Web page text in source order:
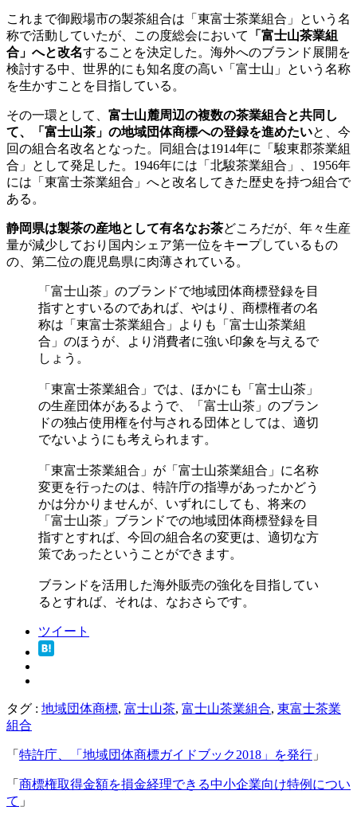
これまで御殿場市の製茶組合は「東富士茶業組合」という名
称で活動していたが、この度総会において
「富士山茶業組
合」へと改名することを決定した。海外へのブランド展開を
検討する中、世界的にも知名度の高い「富士山」という名称
を生かすことを目指している。
その一環として、 富士山麓周辺の複数の茶業組合と共同し
て、「富士山茶」の地域団体商標への登録を進めたいと、今
回の組合名改名となった。同組合は1914年に「駿東郡茶業組
合」として発足した。1946年には「北駿茶業組合」、1956年
には「東富士茶業組合」へと改名してきた歴史を持つ組合で
ある。
静岡県は製茶の産地として有名なお茶どころだが、年々生産
量が減少しており国内シェア第一位をキープしているもの
の、第二位の鹿児島県に肉薄されている。
「富士山茶」のブランドで地域団体商標登録を目
指すとすいるのであれば、やはり、商標権者の名
称は「東富士茶業組合」よりも「富士山茶業組
合」のほうが、より消費者に強い印象を与えるで
しょう。
「東富士茶業組合」では、ほかにも「富士山茶」
の生産団体があるようで、「富士山茶」のブラン
ドの独占使用権を付与される団体としては、適切
でないようにも考えられます。
「東富士茶業組合」が「富士山茶業組合」に名称
変更を行ったのは、特許庁の指導があったかどう
かは分かりませんが、いずれにしても、将来の
「富士山茶」ブランドでの地域団体商標登録を目
指すとすれば、今回の組合名の変更は、適切な方
策であったということができます。
ブランドを活用した海外販売の強化を目指してい
るとすれば、それは、なおさらです。
ツイート
タグ : 地域団体商標, 富士山茶, 富士山茶業組合, 東富士茶業
組合
「 特許庁、「地域団体商標ガイドブック2018」を発行 」
「 商標権取得金額を損金経理できる中小企業向け特例につい
て 」